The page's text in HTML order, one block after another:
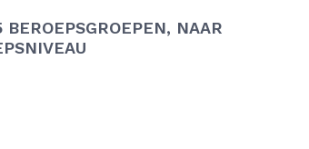
BEROEPSGROEPEN, NAAR